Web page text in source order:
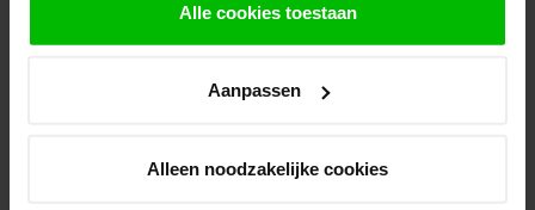
Alle cookies toestaan
Aanpassen
Alleen noodzakelijke cookies
onze leverancier. Dit doen wij alleen wanneer
uw bestelling vooraf per iDeal voldaan is.